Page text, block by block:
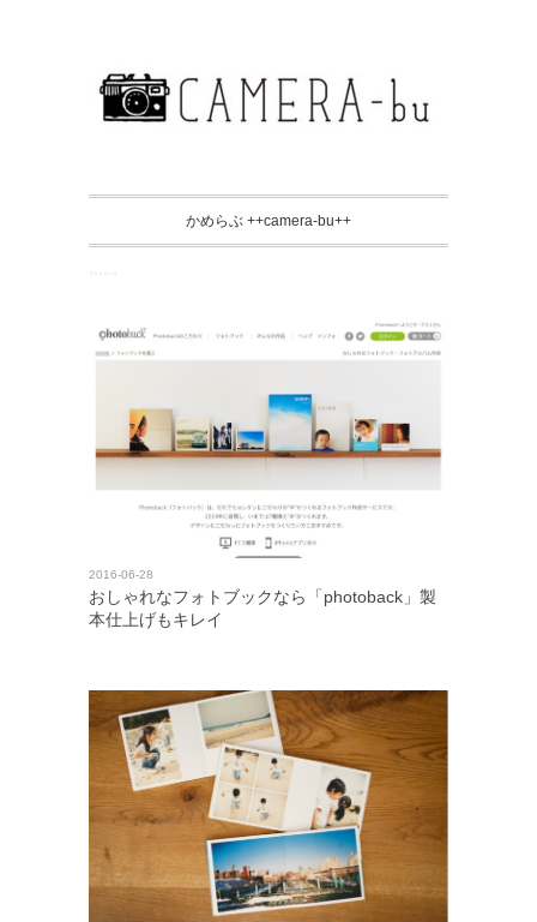
かめらぶ ++camera-bu++
フォトバック
2016-06-28
おしゃれなフォトブックなら「photoback」製
本仕上げもキレイ